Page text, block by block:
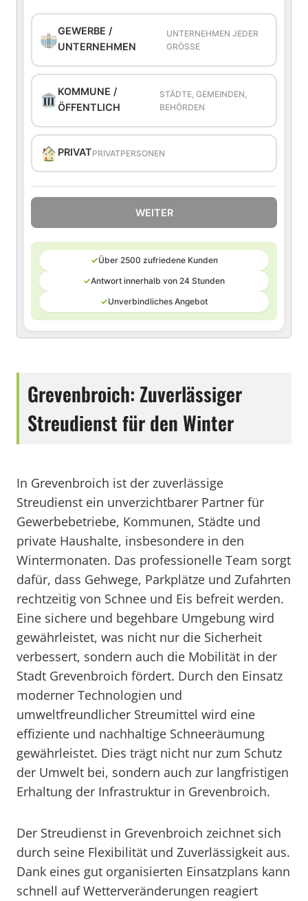
GEWERBE /
UNTERNEHMEN
UNTERNEHMEN JEDER
GRÖSSE
KOMMUNE /
ÖFFENTLICH
STÄDTE, GEMEINDEN,
BEHÖRDEN
PRIVATPRIVATPERSONEN
WEITER
✓Über 2500 zufriedene Kunden
✓Antwort innerhalb von 24 Stunden
✓Unverbindliches Angebot
Grevenbroich: Zuverlässiger
Streudienst für den Winter
In Grevenbroich ist der zuverlässige
Streudienst ein unverzichtbarer Partner für
Gewerbebetriebe, Kommunen, Städte und
private Haushalte, insbesondere in den
Wintermonaten. Das professionelle Team sorgt
dafür, dass Gehwege, Parkplätze und Zufahrten
rechtzeitig von Schnee und Eis befreit werden.
Eine sichere und begehbare Umgebung wird
gewährleistet, was nicht nur die Sicherheit
verbessert, sondern auch die Mobilität in der
Stadt Grevenbroich fördert. Durch den Einsatz
moderner Technologien und
umweltfreundlicher Streumittel wird eine
effiziente und nachhaltige Schneeräumung
gewährleistet. Dies trägt nicht nur zum Schutz
der Umwelt bei, sondern auch zur langfristigen
Erhaltung der Infrastruktur in Grevenbroich.
Der Streudienst in Grevenbroich zeichnet sich
durch seine Flexibilität und Zuverlässigkeit aus.
Dank eines gut organisierten Einsatzplans kann
schnell auf Wetterveränderungen reagiert